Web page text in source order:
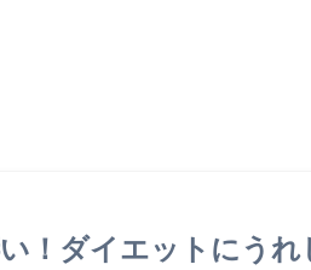
！ダイエットにうれ